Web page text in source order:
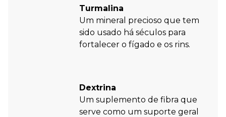
Turmalina
Um mineral precioso que tem
sido usado há séculos para
fortalecer o fígado e os rins.
Dextrina
Um suplemento de fibra que
serve como um suporte geral